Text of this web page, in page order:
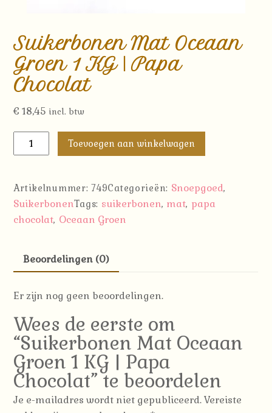
Suikerbonen Mat Oceaan
Groen 1 KG | Papa
Chocolat
€ 18,45 incl. btw
Suikerbonen
Mat
Groen
1
KG
Chocolat
Toevoegen aan winkelwagen
Artikelnummer: 749Categorieën: Snoepgoed,
SuikerbonenTags: suikerbonen, mat, papa
chocolat, Oceaan Groen
Beoordelingen (0)
Er zijn nog geen beoordelingen.
Wees de eerste om
“Suikerbonen Mat Oceaan
Groen 1 KG | Papa
Chocolat” te beoordelen
Je e-mailadres wordt niet gepubliceerd. Vereiste